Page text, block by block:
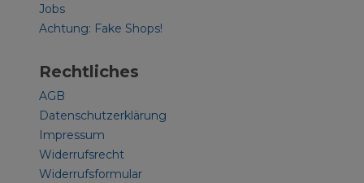
Jobs
Achtung: Fake Shops!
Rechtliches
AGB
Datenschutzerklärung
Impressum
Widerrufsrecht
Widerrufsformular